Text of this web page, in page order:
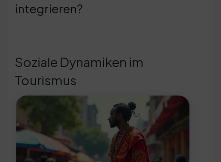
integrieren?
Soziale Dynamiken im
Tourismus